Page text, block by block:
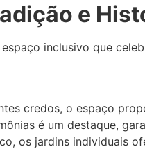
e
inclusivo que
credos, o espaço
é um destaque,
os jardins individuais